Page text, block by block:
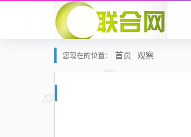
您现在的位置： 首页 观察